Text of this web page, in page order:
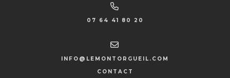
07 64 41 80 20
INFO@LEMONTORGUEIL.COM
CONTACT